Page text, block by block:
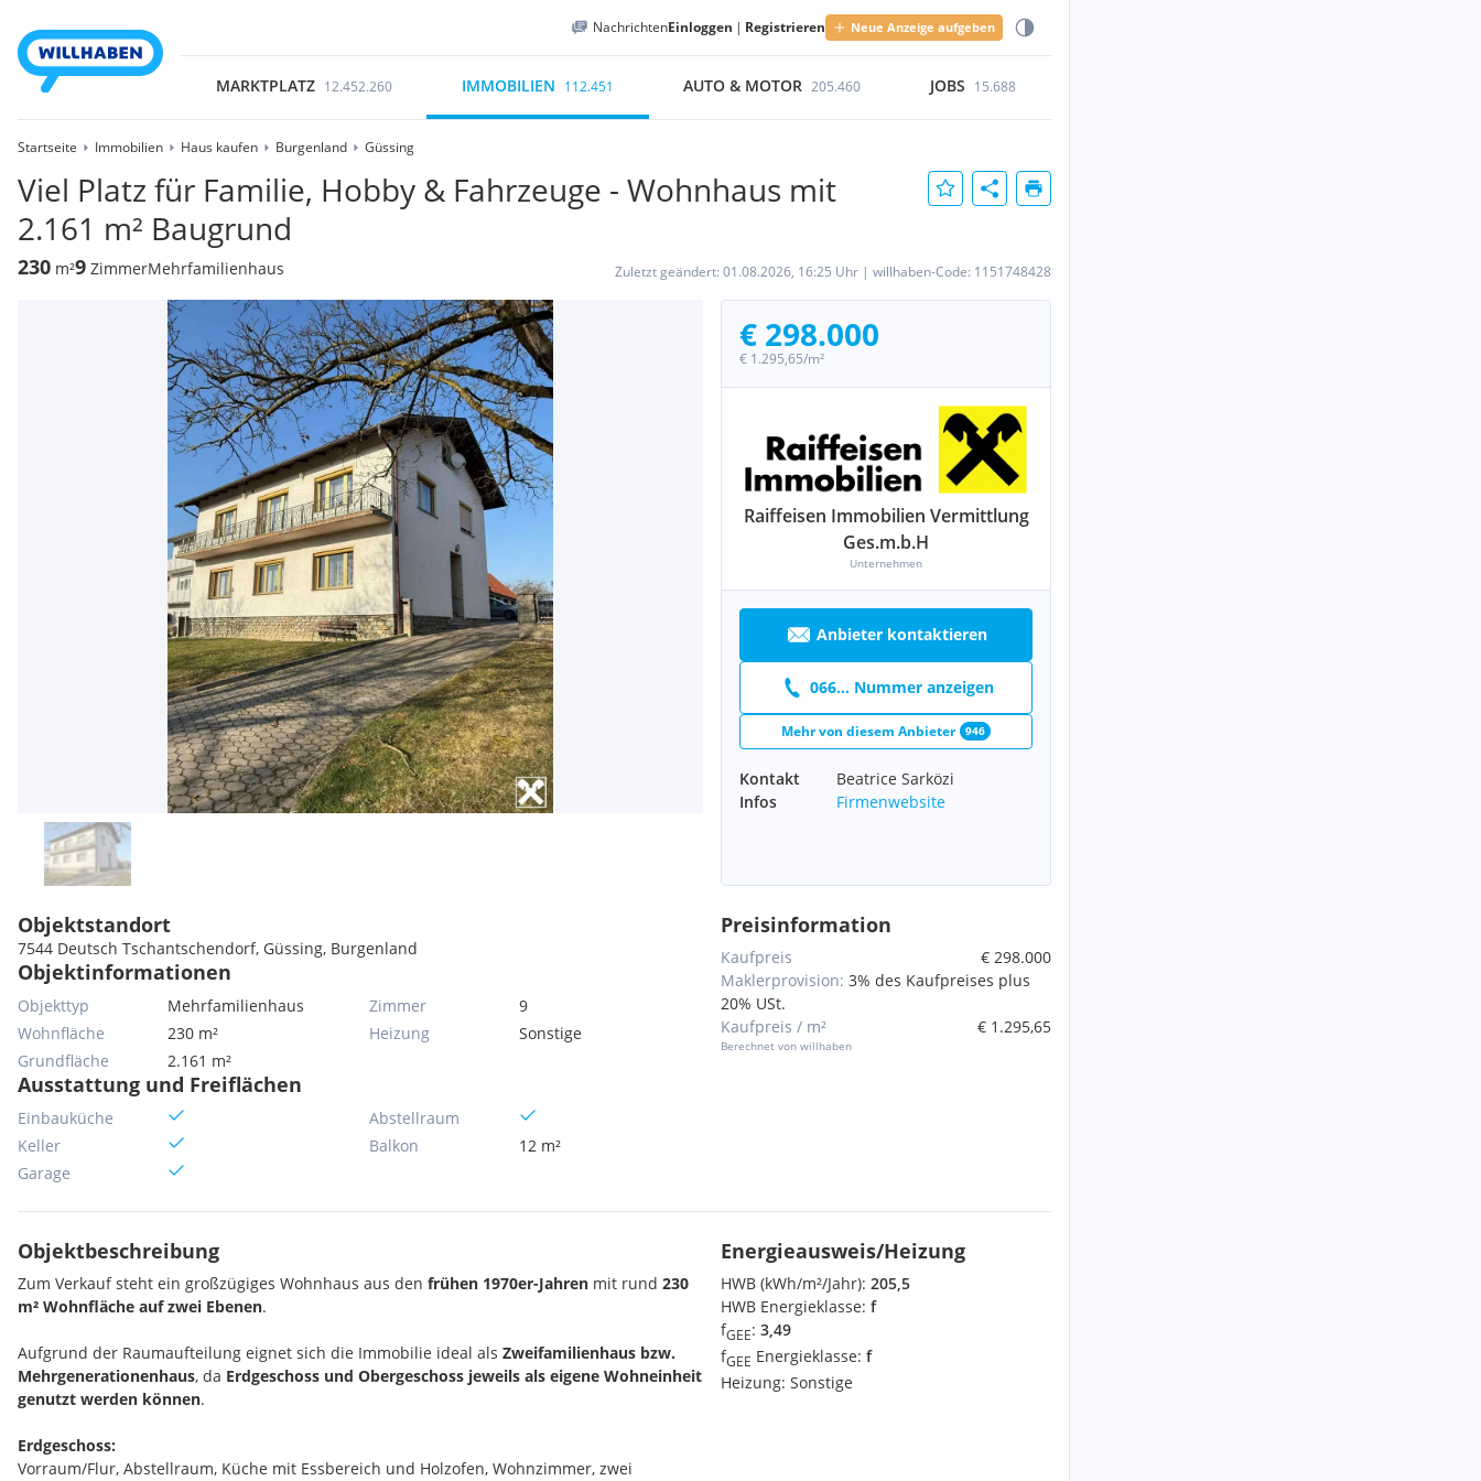
NachrichtenEinloggen | Registrieren Neue Anzeige aufgeben
MARKTPLATZ 12.452.260 IMMOBILIEN 112.451 AUTO & MOTOR 205.460 JOBS 15.688
Startseite Immobilien Haus kaufen Burgenland Güssing
Viel Platz für Familie, Hobby & Fahrzeuge - Wohnhaus mit
2.161 m² Baugrund
230 m²9 ZimmerMehrfamilienhaus Zuletzt geändert: 01.08.2026, 16:25 Uhr | willhaben-Code: 1151748428
€ 298.000
€ 1.295,65/m²
Raiffeisen Immobilien Vermittlung
Ges.m.b.H
Unternehmen
Anbieter kontaktieren
066... Nummer anzeigen
Mehr von diesem Anbieter 946
Kontakt
Beatrice Sarközi
Infos
Firmenwebsite
Objektstandort
7544 Deutsch Tschantschendorf, Güssing, Burgenland
Objektinformationen
Objekttyp
Mehrfamilienhaus
Wohnfläche
230 m²
Grundfläche
2.161 m²
Zimmer
9
Heizung
Sonstige
Ausstattung und Freiflächen
Einbauküche
Keller
Garage
Abstellraum
Balkon
12 m²
Preisinformation
Kaufpreis
€ 298.000
Maklerprovision: 3% des Kaufpreises plus
20% USt.
Kaufpreis / m²
Berechnet von willhaben
€ 1.295,65
Objektbeschreibung
Zum Verkauf steht ein großzügiges Wohnhaus aus den frühen 1970er-Jahren mit rund 230
m² Wohnfläche auf zwei Ebenen.
Aufgrund der Raumaufteilung eignet sich die Immobilie ideal als Zweifamilienhaus bzw.
Mehrgenerationenhaus, da Erdgeschoss und Obergeschoss jeweils als eigene Wohneinheit
genutzt werden können.
Erdgeschoss:
Vorraum/Flur, Abstellraum, Küche mit Essbereich und Holzofen, Wohnzimmer, zwei
Energieausweis/Heizung
HWB (kWh/m²/Jahr): 205,5
HWB Energieklasse: f
fGEE: 3,49
fGEE Energieklasse: f
Heizung: Sonstige